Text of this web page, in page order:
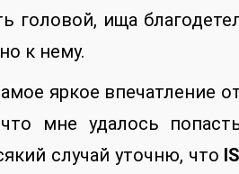
головой, ища
к нему.
яркое впечатление
мне удалось
случай уточню, что